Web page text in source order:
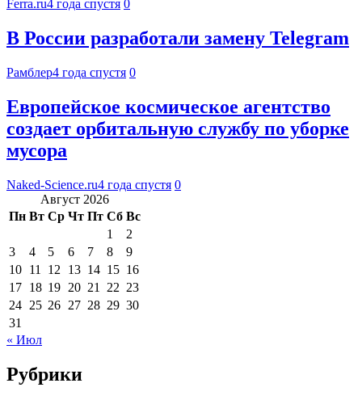
Ferra.ru4 года спустя 0
В России разработали замену Telegram
Рамблер4 года спустя 0
Европейское космическое агентство
создает орбитальную службу по уборке
мусора
Naked-Science.ru4 года спустя 0
Август 2026
Пн Вт Ср Чт Пт Сб Вс
1
2
3
4 5 6 7 8
9
10 11 12 13 14 15 16
17 18 19 20 21 22 23
24 25 26 27 28 29 30
31
« Июл
Рубрики